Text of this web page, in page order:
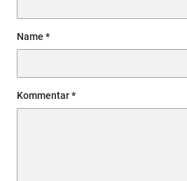
Name
Kommentar